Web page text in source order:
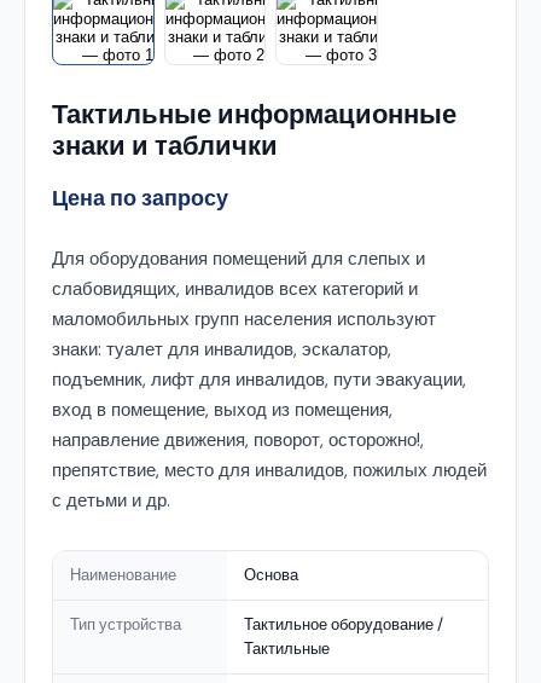
Тактильные информационные
знаки и таблички
Цена по запросу
Для оборудования помещений для слепых и
слабовидящих, инвалидов всех категорий и
маломобильных групп населения используют
знаки: туалет для инвалидов, эскалатор,
подъемник, лифт для инвалидов, пути эвакуации,
вход в помещение, выход из помещения,
направление движения, поворот, осторожно!,
препятствие, место для инвалидов, пожилых людей
с детьми и др.
Наименование Основа
Тип устройства
Тактильное оборудование /
Тактильные